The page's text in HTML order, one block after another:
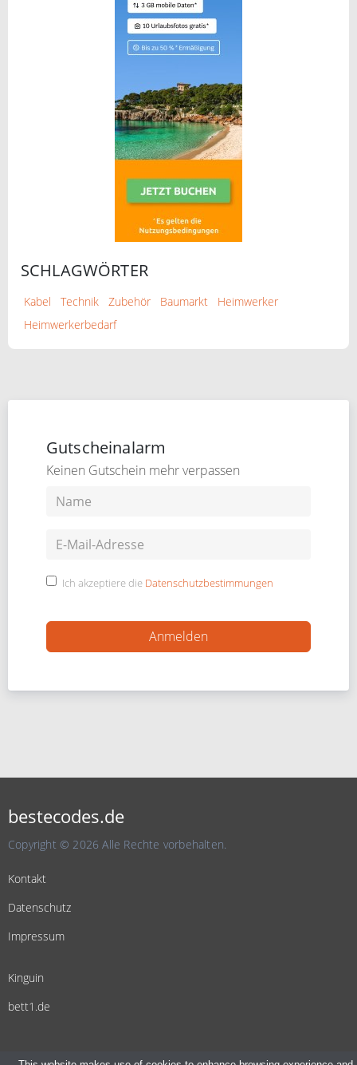
SCHLAGWÖRTER
Kabel Technik Zubehör Baumarkt
Heimwerker
Heimwerkerbedarf
Gutscheinalarm
Keinen Gutschein mehr verpassen
Ich akzeptiere die Datenschutzbestimmungen
bestecodes.de
Copyright © 2026 Alle Rechte vorbehalten.
Kontakt
Datenschutz
Impressum
Kinguin
bett1.de